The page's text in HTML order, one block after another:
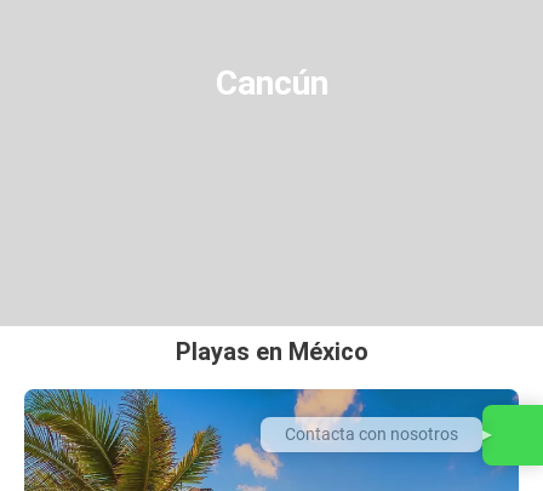
Cancún
Playas en México
Contacta con nosotros